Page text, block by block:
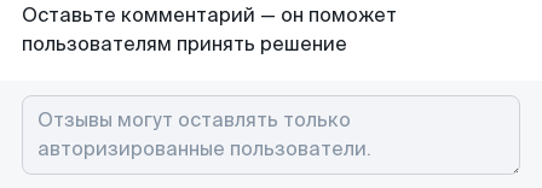
Оставьте комментарий — он поможет
пользователям принять решение